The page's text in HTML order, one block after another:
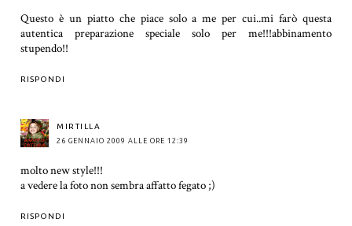
Questo è un piatto che piace solo a me per cui..mi farò questa
autentica preparazione speciale solo per me!!!abbinamento
stupendo!!
RISPONDI
MIRTILLA
26 GENNAIO 2009 ALLE ORE 12:39
molto new style!!!
a vedere la foto non sembra affatto fegato ;)
RISPONDI